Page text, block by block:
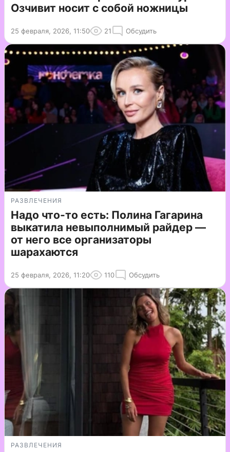
Озчивит носит с собой ножницы
25 февраля, 2026, 11:50 21 Обсудить
РАЗВЛЕЧЕНИЯ
Надо что-то есть: Полина Гагарина
выкатила невыполнимый райдер —
от него все организаторы
шарахаются
25 февраля, 2026, 11:20 110 Обсудить
РАЗВЛЕЧЕНИЯ